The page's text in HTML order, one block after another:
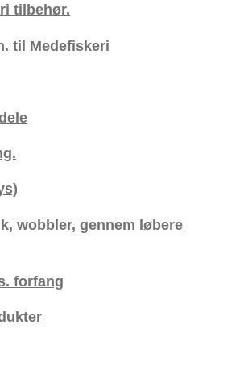
tilbehør.
til Medefiskeri
wobbler, gennem løbere
forfang